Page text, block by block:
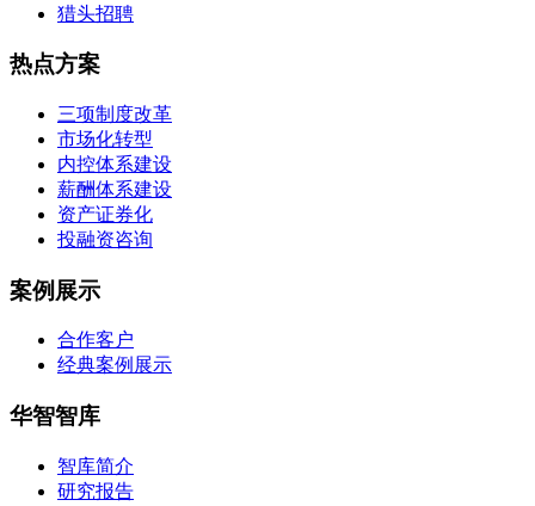
猎头招聘
热点方案
三项制度改革
市场化转型
内控体系建设
薪酬体系建设
资产证券化
投融资咨询
案例展示
合作客户
经典案例展示
华智智库
智库简介
研究报告